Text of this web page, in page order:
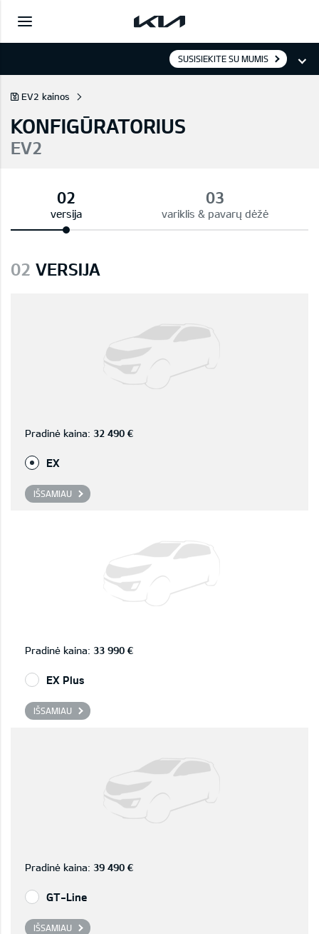
SUSISIEKITE SU MUMIS
EV2 kainos
KONFIGŪRATORIUS
EV2
versija variklis & pavarų dėžė
02 VERSIJA
Pradinė kaina: 32 490 €
EX
IŠSAMIAU
Pradinė kaina: 33 990 €
EX Plus
IŠSAMIAU
Pradinė kaina: 39 490 €
GT-Line
IŠSAMIAU